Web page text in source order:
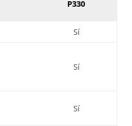
P330
Sí
Sí
Sí